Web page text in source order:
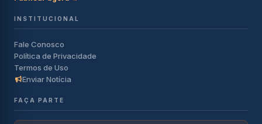
INSTITUCIONAL
Fale Conosco
Política de Privacidade
Termos de Uso
Enviar Notícia
FAÇA PARTE